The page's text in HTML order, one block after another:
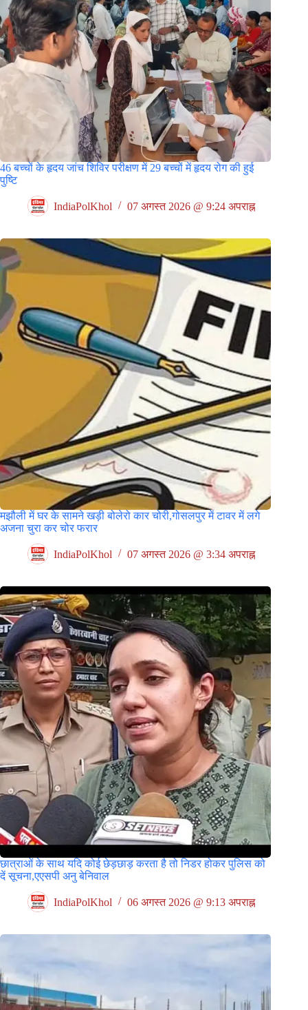
46 बच्चों के हृदय जांच शिविर परीक्षण में 29 बच्चों में हृदय रोग की हुई
पुष्टि
IndiaPolKhol 07 अगस्त 2026 @ 9:24 अपराह्न
मझौली में घर के सामने खड़ी बोलेरो कार चोरी,गोसलपुर में टावर में लगे
अजना चुरा कर चोर फरार
IndiaPolKhol 07 अगस्त 2026 @ 3:34 अपराह्न
छात्राओं के साथ यदि कोई छेड़छाड़ करता है तो निडर होकर पुलिस को
दें सूचना,एएसपी अनु बेनिवाल
IndiaPolKhol 06 अगस्त 2026 @ 9:13 अपराह्न